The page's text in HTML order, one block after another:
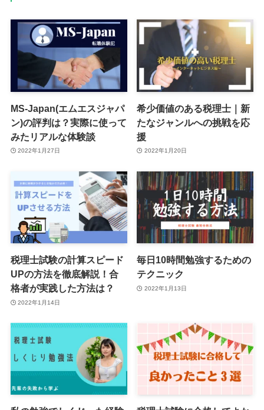
MS-Japan(エムエスジャパ
ン)の評判は？実際に使って
みたリアルな体験談
2022年1月27日
希少価値のある税理士｜新
たなジャンルへの挑戦を応
援
2022年1月20日
税理士試験の計算スピード
UPの方法を徹底解説！合
格者が実践した方法は？
2022年1月14日
毎日10時間勉強するための
テクニック
2022年1月13日